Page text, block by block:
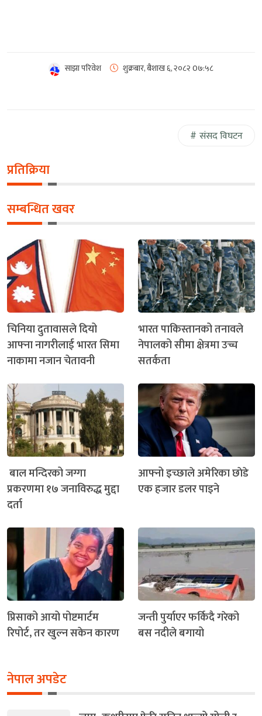
साझा परिवेश शुक्रबार, बैशाख ६, २०८२0७:५८
संसद विघटन
प्रतिक्रिया
सम्बन्धित खवर
चिनिया दुतावासले दियो
आफ्ना नागरीलाई भारत सिमा
नाकामा नजान चेतावनी
भारत पाकिस्तानको तनावले
नेपालको सीमा क्षेत्रमा उच्च
सतर्कता
बाल मन्दिरको जग्गा
प्रकरणमा १७ जनाविरुद्ध मुद्दा
दर्ता
आफ्नो इच्छाले अमेरिका छाेडे
एक हजार डलर पाइने
प्रिसाको आयो पोष्टमार्टम
रिपोर्ट, तर खुल्न सकेन कारण
जन्ती पुर्याएर फर्किदै गरेको
बस नदीले बगायो
नेपाल अपडेट